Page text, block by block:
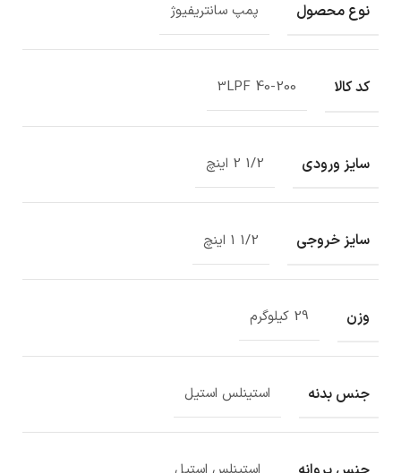
نوع محصول پمپ سانتریفیوژ
کد کالا 3LPF 40-200
سایز ورودی 1/2 2 اینچ
سایز خروجی 1/2 1 اینچ
وزن 29 کیلوگرم
جنس بدنه استینلس استیل